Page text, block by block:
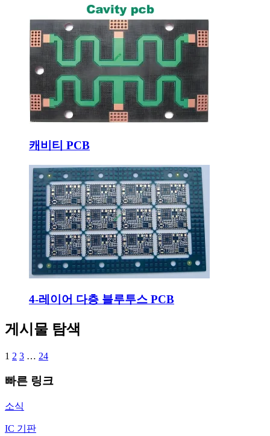
캐비티 PCB
4-레이어 다층 블루투스 PCB
게시물 탐색
1 2 3 … 24
빠른 링크
소식
IC 기판